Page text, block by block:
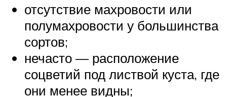
отсутствие махровости или
полумахровости у большинства
сортов;
нечасто — расположение
соцветий под листвой куста, где
они менее видны;